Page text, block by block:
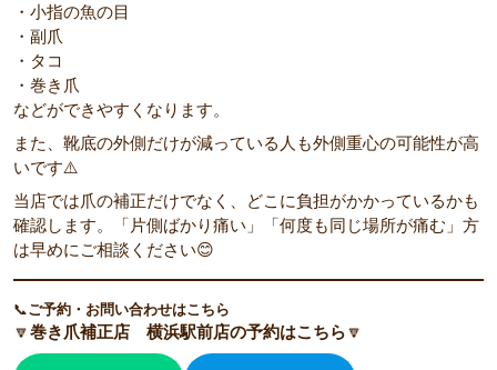
・小指の魚の目
・副爪
・タコ
・巻き爪
などができやすくなります。
また、靴底の外側だけが減っている人も外側重心の可能性が高
いです⚠️
当店では爪の補正だけでなく、どこに負担がかかっているかも
確認します。「片側ばかり痛い」「何度も同じ場所が痛む」方
は早めにご相談ください😊
📞ご予約・お問い合わせはこちら
🔽巻き爪補正店 横浜駅前店の予約はこちら🔽